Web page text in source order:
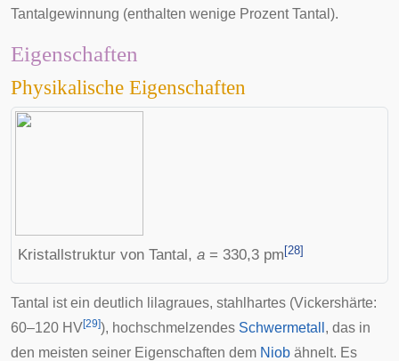
Tantalgewinnung (enthalten wenige Prozent Tantal).
Eigenschaften
Physikalische Eigenschaften
Kristallstruktur von Tantal, a = 330,3 pm[28]
Tantal ist ein deutlich lilagraues, stahlhartes (Vickershärte:
60–120 HV[29]), hochschmelzendes Schwermetall , das in
den meisten seiner Eigenschaften dem Niob ähnelt. Es